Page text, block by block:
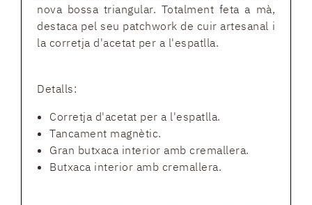
nova bossa triangular. Totalment feta a mà,
destaca pel seu patchwork de cuir artesanal i
la corretja d'acetat per a l'espatlla.
Detalls:
Corretja d'acetat per a l'espatlla.
Tancament magnètic.
Gran butxaca interior amb cremallera.
Butxaca interior amb cremallera.